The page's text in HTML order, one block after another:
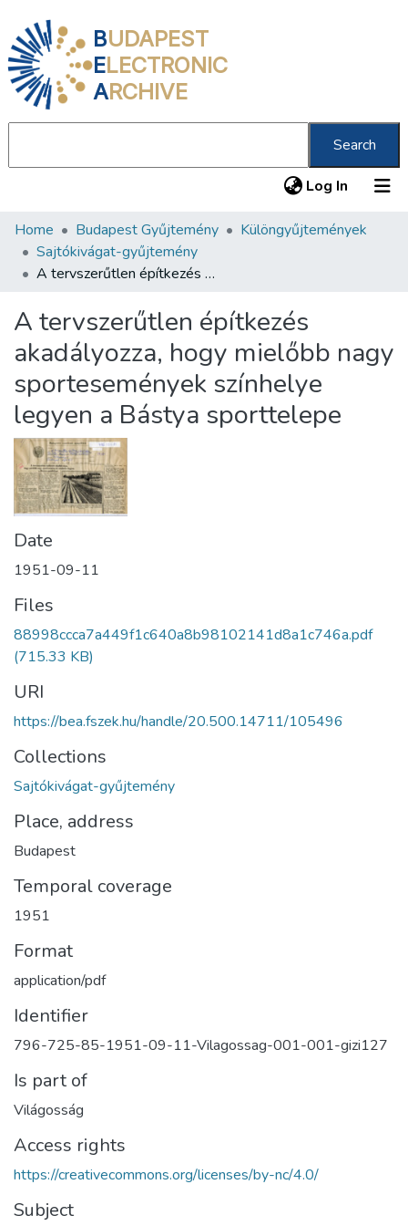
BUDAPEST
ELECTRONIC
ARCHIVE
Search
Log In (current)
Communities & Collections
All of DSpace
About us
Home Budapest Gyűjtemény
Különgyűjtemények
Sajtókivágat-gyűjtemény
A tervszerűtlen építkezés akadályozza, hogy mielőbb nagy sportesemények színhelye legyen a Bástya sporttelepe
A tervszerűtlen építkezés
akadályozza, hogy mielőbb nagy
sportesemények színhelye
legyen a Bástya sporttelepe
Date
1951-09-11
Files
88998ccca7a449f1c640a8b98102141d8a1c746a.pdf
(715.33 KB)
URI
https://bea.fszek.hu/handle/20.500.14711/105496
Collections
Sajtókivágat-gyűjtemény
Place, address
Budapest
Temporal coverage
1951
Format
application/pdf
Identifier
796-725-85-1951-09-11-Vilagossag-001-001-gizi127
Is part of
Világosság
Access rights
https://creativecommons.org/licenses/by-nc/4.0/
Subject